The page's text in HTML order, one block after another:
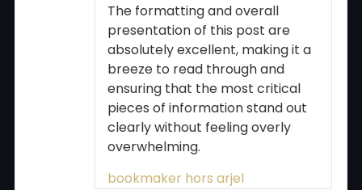
The formatting and overall
presentation of this post are
absolutely excellent, making it a
breeze to read through and
ensuring that the most critical
pieces of information stand out
clearly without feeling overly
overwhelming.
bookmaker hors arjel